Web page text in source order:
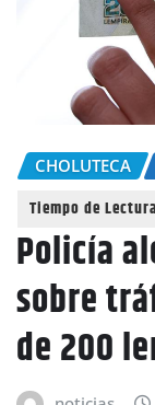
CHOLUTECA
Policía
sobre
de 200